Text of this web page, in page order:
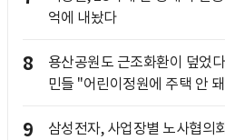
억에 내놨다
8
용산공원도 근조화환이 덮었
민들 "어린이정원에 주택 안
9 삼성전자, 사업장별 노사협의